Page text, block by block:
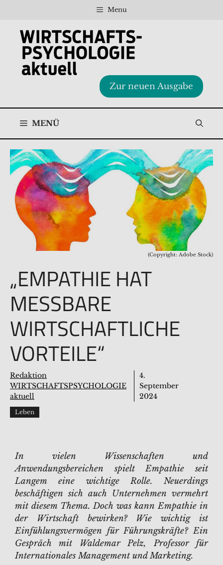
springen
Menu
Zur neuen Ausgabe
MENÜ
„EMPATHIE HAT
MESSBARE
WIRTSCHAFTLICHE
VORTEILE“
Redaktion
WIRTSCHAFTSPSYCHOLOGIE
aktuell
4.
September
2024
Leben
(Copyright: Adobe Stock)
In vielen Wissenschaften und
Anwendungsbereichen spielt Empathie seit
Langem eine wichtige Rolle. Neuerdings
beschäftigen sich auch Unternehmen vermehrt
mit diesem Thema. Doch was kann Empathie in
der Wirtschaft bewirken? Wie wichtig ist
Einfühlungsvermögen für Führungskräfte? Ein
Gespräch mit Waldemar Pelz, Professor für
Internationales Management und Marketing.